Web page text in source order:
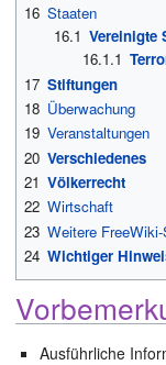
16 Staaten
16.1 Vereinigte
16.1.1
17 Stiftungen
18 Überwachung
19 Veranstaltungen
20 Verschiedenes
21 Völkerrecht
22 Wirtschaft
23 Weitere
24 Wichtiger
Ausführliche